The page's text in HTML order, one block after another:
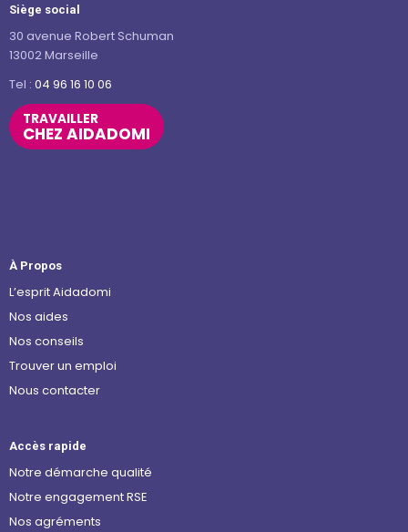
Siège social
30 avenue Robert Schuman
13002 Marseille
Tel : 04 96 16 10 06
TRAVAILLER
CHEZ AIDADOMI
À Propos
L’esprit Aidadomi
Nos aides
Nos conseils
Trouver un emploi
Nous contacter
Accès rapide
Notre démarche qualité
Notre engagement RSE
Nos agréments